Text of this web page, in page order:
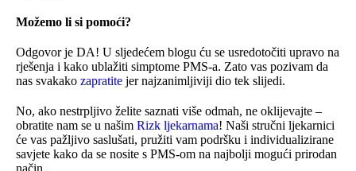
Možemo li si pomoći?
Odgovor je DA! U sljedećem blogu ću se usredotočiti upravo na
rješenja i kako ublažiti simptome PMS-a. Zato vas pozivam da
nas svakako zapratite jer najzanimljiviji dio tek slijedi.
No, ako nestrpljivo želite saznati više odmah, ne oklijevajte –
obratite nam se u našim Rizk ljekarnama! Naši stručni ljekarnici
će vas pažljivo saslušati, pružiti vam podršku i individualizirane
savjete kako da se nosite s PMS-om na najbolji mogući prirodan